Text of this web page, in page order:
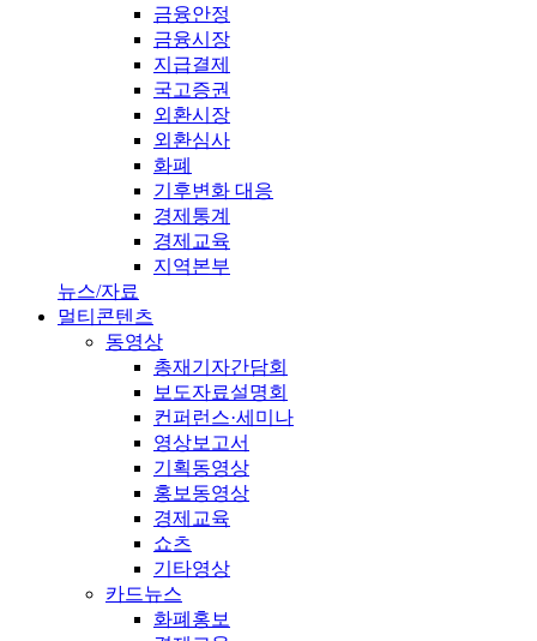
금융안정
금융시장
지급결제
국고증권
외환시장
외환심사
화폐
기후변화 대응
경제통계
경제교육
지역본부
뉴스/자료
멀티콘텐츠
동영상
총재기자간담회
보도자료설명회
컨퍼런스·세미나
영상보고서
기획동영상
홍보동영상
경제교육
쇼츠
기타영상
카드뉴스
화폐홍보